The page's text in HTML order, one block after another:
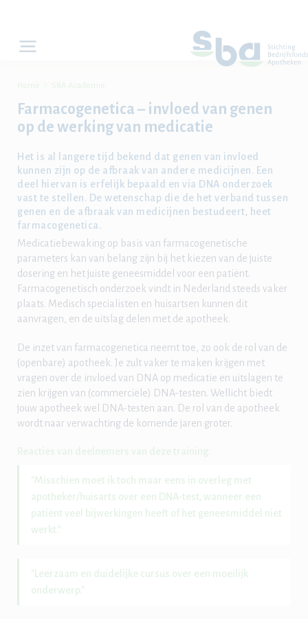
Home SBA Academie
Farmacogenetica – invloed van genen
op de werking van medicatie
Het is al langere tijd bekend dat genen van invloed
kunnen zijn op de afbraak van andere medicijnen. Een
deel hiervan is erfelijk bepaald en via DNA onderzoek
vast te stellen. De wetenschap die de het verband tussen
genen en de afbraak van medicijnen bestudeert, heet
farmacogenetica.
Medicatiebewaking op basis van farmacogenetische
parameters kan van belang zijn bij het kiezen van de juiste
dosering en het juiste geneesmiddel voor een patiënt.
Farmacogenetisch onderzoek vindt in Nederland steeds vaker
plaats. Medisch specialisten en huisartsen kunnen dit
aanvragen, en de uitslag delen met de apotheek.
De inzet van farmacogenetica neemt toe, zo ook de rol van de
(openbare) apotheek. Je zult vaker te maken krijgen met
vragen over de invloed van DNA op medicatie en uitslagen te
zien krijgen van (commerciële) DNA-testen. Wellicht biedt
jouw apotheek wel DNA-testen aan. De rol van de apotheek
wordt naar verwachting de komende jaren groter.
Reacties van deelnemers van deze training:
"Misschien moet ik toch maar eens in overleg met
apotheker/huisarts over een DNA-test, wanneer een
patiënt veel bijwerkingen heeft of het geneesmiddel niet
werkt."
"Leerzaam en duidelijke cursus over een moeilijk
onderwerp."